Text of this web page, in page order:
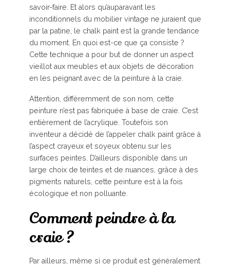
savoir-faire. Et alors qu’auparavant les
inconditionnels du mobilier vintage ne juraient que
par la patine, le chalk paint est la grande tendance
du moment. En quoi est-ce que ça consiste ?
Cette technique a pour but de donner un aspect
vieillot aux meubles et aux objets de décoration
en les peignant avec de la peinture à la craie.
Attention, différemment de son nom, cette
peinture n’est pas fabriquée à base de craie. C’est
entièrement de l’acrylique. Toutefois son
inventeur a décidé de l’appeler chalk paint grâce à
l’aspect crayeux et soyeux obtenu sur les
surfaces peintes. D’ailleurs disponible dans un
large choix de teintes et de nuances, grâce à des
pigments naturels, cette peinture est à la fois
écologique et non polluante.
Comment peindre à la
craie ?
Par ailleurs, même si ce produit est généralement